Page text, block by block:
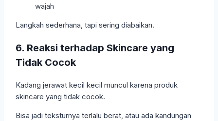
wajah
Langkah sederhana, tapi sering diabaikan.
6. Reaksi terhadap Skincare yang
Tidak Cocok
Kadang jerawat kecil kecil muncul karena produk
skincare yang tidak cocok.
Bisa jadi teksturnya terlalu berat, atau ada kandungan